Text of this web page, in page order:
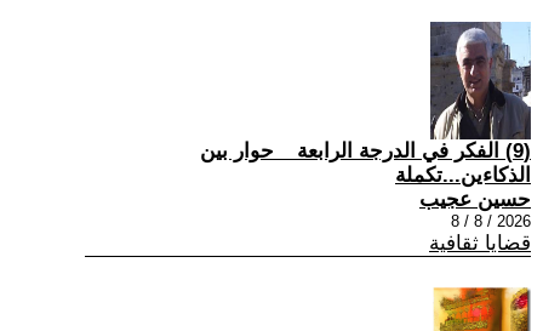
(9) الفكر في الدرجة الرابعة _ حوار بين
الذكاءين...تكملة
حسين عجيب
2026 / 8 / 8
قضايا ثقافية